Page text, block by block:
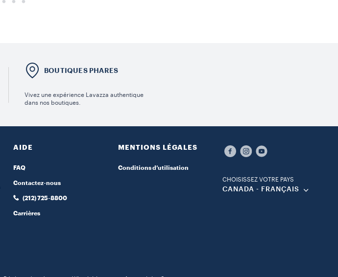
BOUTIQUES PHARES
Vivez une expérience Lavazza authentique
dans nos boutiques.
AIDE
FAQ
Contactez-nous
(212) 725-8800
Carrières
MENTIONS LÉGALES
Conditions d’utilisation
CHOISISSEZ VOTRE PAYS
CANADA - FRANÇAIS